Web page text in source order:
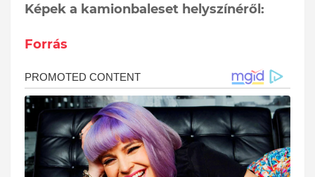
Képek a kamionbaleset helyszínéről:
Forrás